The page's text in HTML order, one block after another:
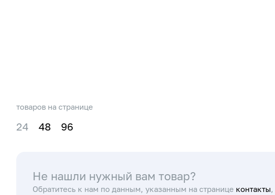
товаров на странице
24 48 96
Не нашли нужный вам товар?
Обратитесь к нам по данным, указанным на странице контакты